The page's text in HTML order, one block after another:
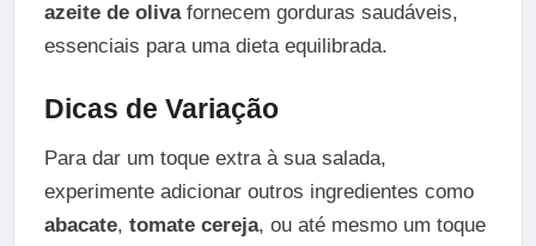
azeite de olivafornecem gorduras saudáveis,
essenciais para uma dieta equilibrada.
Dicas de Variação
Para dar um toque extra à sua salada,
experimente adicionar outros ingredientes como
abacate, tomate cereja, ou até mesmo um toque